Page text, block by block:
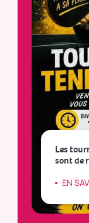
Les
sont de
EN